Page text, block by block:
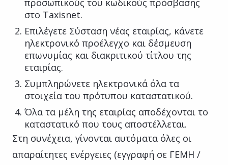
στο Taxisnet.
Επιλέγετε Σύσταση νέας εταιρίας, κάνετε
ηλεκτρονικό προέλεγχο και δέσμευση
επωνυμίας και διακριτικού τίτλου της
εταιρίας.
Συμπληρώνετε ηλεκτρονικά όλα τα
στοιχεία του πρότυπου καταστατικού.
Όλα τα μέλη της εταιρίας αποδέχονται το
καταστατικό που τους αποστέλλεται.
Στη συνέχεια, γίνονται αυτόματα όλες οι
απαραίτητες ενέργειες (εγγραφή σε ΓΕΜΗ /